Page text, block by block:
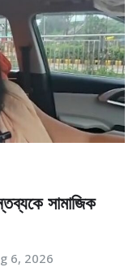
সামাজিক
6, 2026